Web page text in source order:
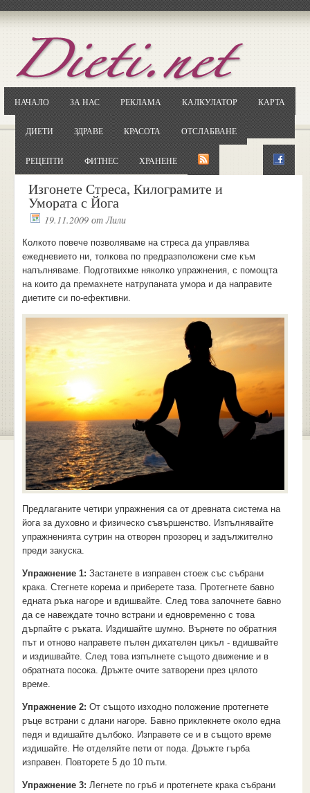
НАЧАЛО ЗА НАС РЕКЛАМА КАЛКУЛАТОР КАРТА
ДИЕТИ ЗДРАВЕ КРАСОТА ОТСЛАБВАНЕ
РЕЦЕПТИ ФИТНЕС ХРАНЕНЕ
Изгонете Стреса, Килограмите и
Умората с Йога
19.11.2009 отЛили
Колкото повече позволяваме на стреса да управлява
ежедневието ни, толкова по предразположени сме към
напълняваме. Подготвихме няколко упражнения, с помощта
на които да премахнете натрупаната умора и да направите
диетите си по-ефективни.
Предлаганите четири упражнения са от древната система на
йога за духовно и физическо съвършенство. Изпълнявайте
упражненията сутрин на отворен прозорец и задължително
преди закуска.
Упражнение 1: Застанете в изправен стоеж със събрани
крака. Стегнете корема и приберете таза. Протегнете бавно
едната ръка нагоре и вдишвайте. След това започнете бавно
да се навеждате точно встрани и едновременно с това
дърпайте с ръката. Издишайте шумно. Върнете по обратния
път и отново направете пълен дихателен цикъл - вдишвайте
и издишвайте. След това изпълнете същото движение и в
обратната посока. Дръжте очите затворени през цялото
време.
Упражнение 2: От същото изходно положение протегнете
ръце встрани с длани нагоре. Бавно приклекнете около една
педя и вдишайте дълбоко. Изправете се и в същото време
издишайте. Не отделяйте пети от пода. Дръжте гърба
изправен. Повторете 5 до 10 пъти.
Упражнение 3: Легнете по гръб и протегнете крака събрани
ОтворетеGoogle.bg
Потърсете "Cloxy"
Кликнете на първия резултат
... и я въведете в полето: